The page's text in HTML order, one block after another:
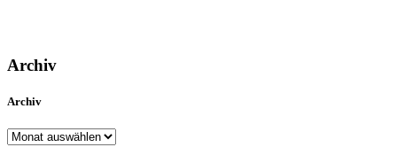
Archiv
Archiv
Archiv